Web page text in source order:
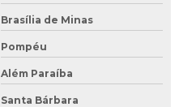
Brasília de Minas
Pompéu
Além Paraíba
Santa Bárbara